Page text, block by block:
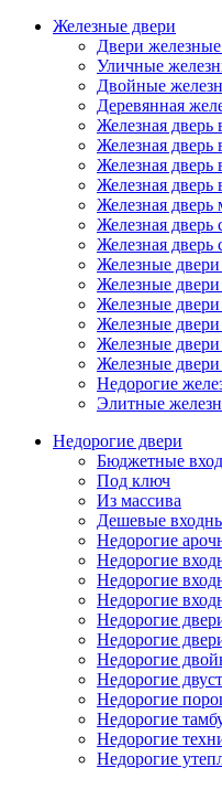
Железные двери
Двери
Уличные
Двойные
Деревянная
Железная дверь
Железная
Железная дверь
Железная дверь
Железная дверь
Железная дверь
Железная дверь
Железные
Железные двери
Железные
Железные двери
Железные
Железные
Недорогие
Элитные
Недорогие двери
Бюджетные
Под ключ
Из массива
Дешевые
Недорогие
Недорогие
Недорогие
Недорогие
Недорогие
Недорогие
Недорогие
Недорогие
Недорогие
Недорогие
Недорогие
Недорогие